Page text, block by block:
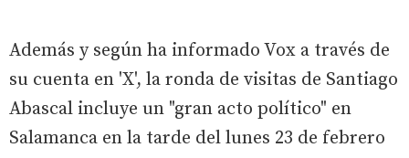
Además y según ha informado Vox a través de
su cuenta en 'X', la ronda de visitas de Santiago
Abascal incluye un "gran acto político" en
Salamanca en la tarde del lunes 23 de febrero